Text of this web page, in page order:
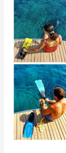
–
Kraljičina
plaža